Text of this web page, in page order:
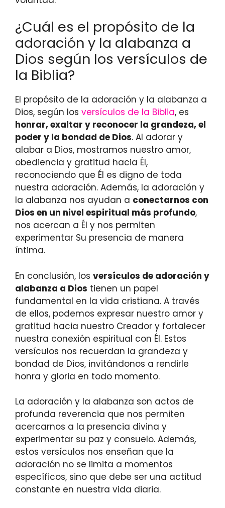
¿Cuál es el propósito de la
adoración y la alabanza a
Dios según los versículos de
la Biblia?
El propósito de la adoración y la alabanza a
Dios, según los versículos de la Biblia, es
honrar, exaltar y reconocer la grandeza, el
poder y la bondad de Dios. Al adorar y
alabar a Dios, mostramos nuestro amor,
obediencia y gratitud hacia Él,
reconociendo que Él es digno de toda
nuestra adoración. Además, la adoración y
la alabanza nos ayudan a conectarnos con
Dios en un nivel espiritual más profundo,
nos acercan a Él y nos permiten
experimentar Su presencia de manera
íntima.
En conclusión, los versículos de adoración y
alabanza a Dios tienen un papel
fundamental en la vida cristiana. A través
de ellos, podemos expresar nuestro amor y
gratitud hacia nuestro Creador y fortalecer
nuestra conexión espiritual con Él. Estos
versículos nos recuerdan la grandeza y
bondad de Dios, invitándonos a rendirle
honra y gloria en todo momento.
La adoración y la alabanza son actos de
profunda reverencia que nos permiten
acercarnos a la presencia divina y
experimentar su paz y consuelo. Además,
estos versículos nos enseñan que la
adoración no se limita a momentos
específicos, sino que debe ser una actitud
constante en nuestra vida diaria.